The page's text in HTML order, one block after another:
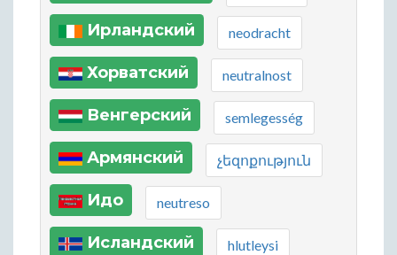
Ирландский neodracht
Хорватский neutralnost
Венгерский semlegesség
Армянский չեզոքություն
Идо neutreso
Исландский hlutleysi